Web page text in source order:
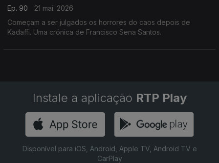
Ep. 90
21 mai. 2026
Começam a ser julgados os horrores do caos depois de
Kadaffi. Uma crónica de Francisco Sena Santos.
Instale a aplicação RTP Play
Disponível para iOS, Android, Apple TV, Android TV e
CarPlay